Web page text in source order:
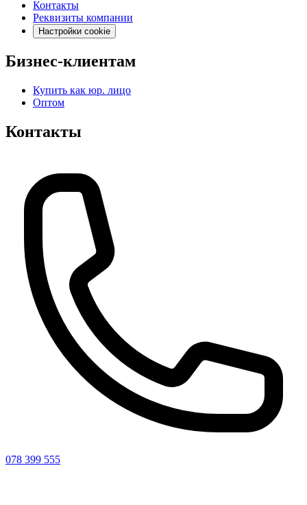
Контакты
Реквизиты компании
Настройки cookie
Бизнес-клиентам
Купить как юр. лицо
Оптом
Контакты
078 399 555